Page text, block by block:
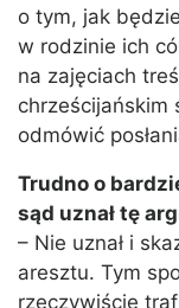
o tym, jak
w rodzinie ich
na zajęciach
chrześcijańskim
odmówić
Trudno o
sąd uznał tę
– Nie uznał i
aresztu. Tym
rzeczywiście